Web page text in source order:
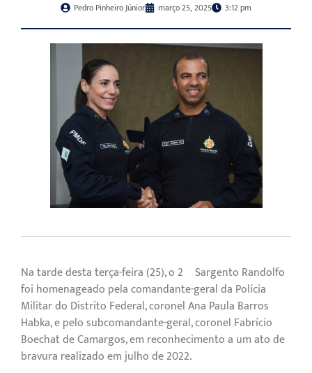
Pedro Pinheiro Júnior março 25, 2025 3:12 pm
Na tarde desta terça-feira (25), o 2º Sargento Randolfo
foi homenageado pela comandante-geral da Polícia
Militar do Distrito Federal, coronel Ana Paula Barros
Habka, e pelo subcomandante-geral, coronel Fabrício
Boechat de Camargos, em reconhecimento a um ato de
bravura realizado em julho de 2022.